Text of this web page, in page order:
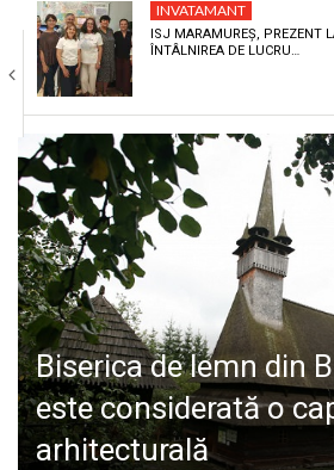
CULTURA
ECONOMIE
SANATATE
SPORT
SPECIAL
POLITIC
LIFE
INVATAMANT
ISJ MARAMUREȘ, PREZENT
ÎNTÂLNIREA DE LUCRU…
Biserica de lemn din
este considerată o
arhitecturală